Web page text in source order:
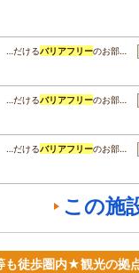
…だけるバリアフリーのお部…
…だけるバリアフリーのお部…
…だけるバリアフリーのお部…
この施
も徒歩圏内★観光の拠